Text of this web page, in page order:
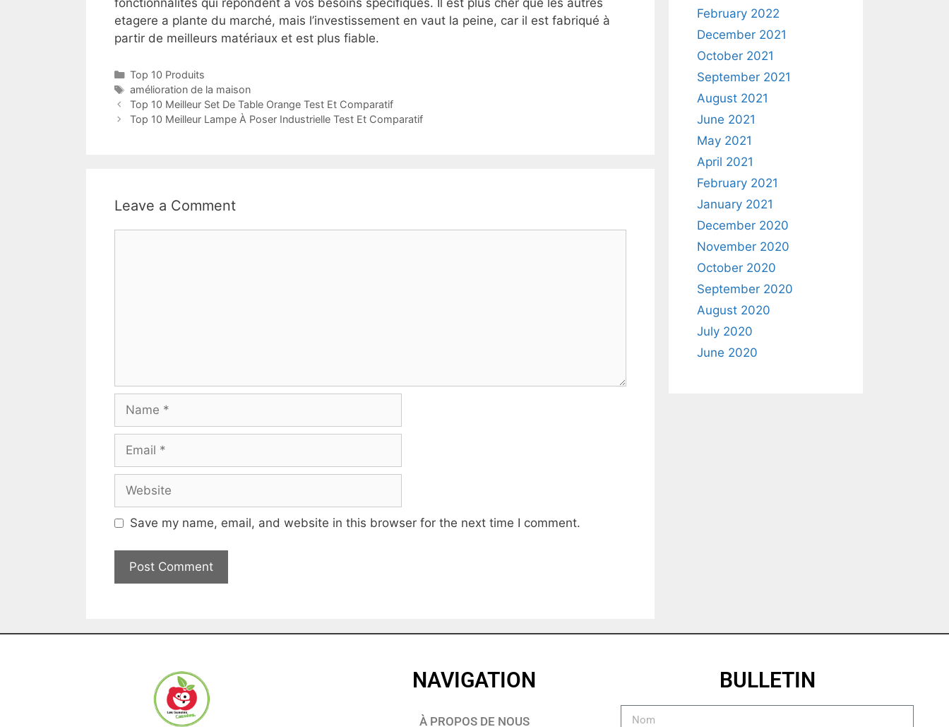
etagere a plante du marché, mais l’investissement en vaut la peine, car il est fabriqué à
partir de meilleurs matériaux et est plus fiable.
Top 10 Produits
amélioration de la maison
Top 10 Meilleur Set De Table Orange Test Et Comparatif
Top 10 Meilleur Lampe À Poser Industrielle Test Et Comparatif
Leave a Comment
Save my name, email, and website in this browser for the next time I comment.
February 2022
December 2021
October 2021
September 2021
August 2021
June 2021
May 2021
April 2021
February 2021
January 2021
December 2020
November 2020
October 2020
September 2020
August 2020
July 2020
June 2020
NAVIGATION
À PROPOS DE NOUS
BULLETIN